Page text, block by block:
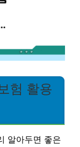
험 활용
알아두면 좋은